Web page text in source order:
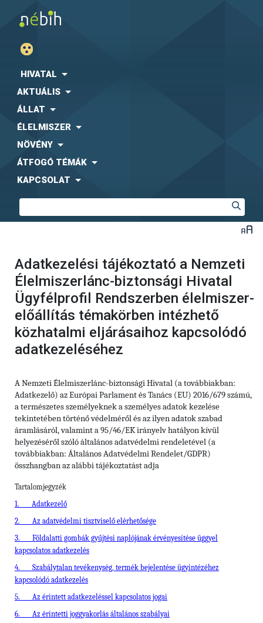
HIVATAL
AKTUÁLIS
ÁLLAT
ÉLELMISZER
NÖVÉNY
ÁTFOGÓ TÉMÁK
KAPCSOLAT
Adatkezelési tájékoztató a Nemzeti
Élelmiszerlánc-biztonsági Hivatal
Ügyfélprofil Rendszerben élelmiszer-
előállítás témakörben intézhető
közhatalmi eljárásaihoz kapcsolódó
adatkezeléséhez
A Nemzeti Élelmiszerlánc-biztonsági Hivatal (a továbbiakban:
Adatkezelő) az Európai Parlament és Tanács (EU) 2016/679 számú,
a természetes személyeknek a személyes adatok kezelése
tekintetében történő védelméről és az ilyen adatok szabad
áramlásáról, valamint a 95/46/EK irányelv hatályon kívül
helyezéséről szóló általános adatvédelmi rendeletével (a
továbbiakban: Általános Adatvédelmi Rendelet/GDPR)
összhangban az alábbi tájékoztatást adja
Tartalomjegyzék
1.
Adatkezelő
2.
Az adatvédelmi tisztviselő elérhetősége
3.
Földalatti gombák gyűjtési naplójának érvényesítése üggyel
kapcsolatos adatkezelés
4.
Szabálytalan tevékenység, termék bejelentése ügyintézéhez
kapcsolódó adatkezelés
5.
Az érintett adatkezeléssel kapcsolatos jogai
6.
Az érintetti joggyakorlás általános szabályai